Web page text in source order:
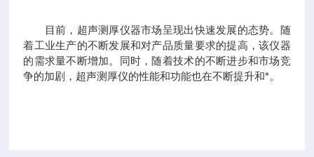
目前，超声测厚仪器市场呈现出快速发展的态势。随
着工业生产的不断发展和对产品质量要求的提高，该仪器
的需求量不断增加。同时，随着技术的不断进步和市场竞
争的加剧，超声测厚仪的性能和功能也在不断提升和*。